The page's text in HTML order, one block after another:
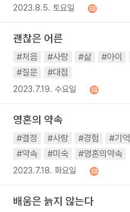
2023.8.5. 토요일
괜찮은 어른
#처음 #사랑 #삶 #아이
#질문
#대접
2023.7.19. 수요일
영혼의 약속
#결정 #사랑 #경험 #기억
#약속
#미숙 #영혼의약속
2023.7.18. 화요일
배움은 늙지 않는다